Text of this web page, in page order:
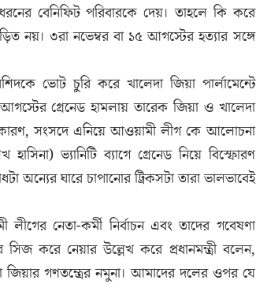
বেনিফিট পরিবারকে দেয়। তাহলে কি করে
নয়। ৩রা নভেম্বর বা ১৫ আগস্টের হত্যার সঙ্গে
ভোট চুরি করে খালেদা জিয়া পার্লামেন্টে
গ্রেনেড হামলায় তারেক জিয়া ও খালেদা
সংসদে এনিয়ে আওয়ামী লীগ কে আলোচনা
ভ্যানিটি ব্যাগে গ্রেনেড নিয়ে বিস্ফোরণ
ঘারে চাপানোর ট্রিকসটা তারা ভালভাবেই
নেতা-কর্মী নির্বাচন এবং তাদের গবেষণা
করে নেয়ার উল্লেখ করে প্রধানমন্ত্রী বলেন,
গণতন্ত্রের নমুনা। আমাদের দলের ওপর যে